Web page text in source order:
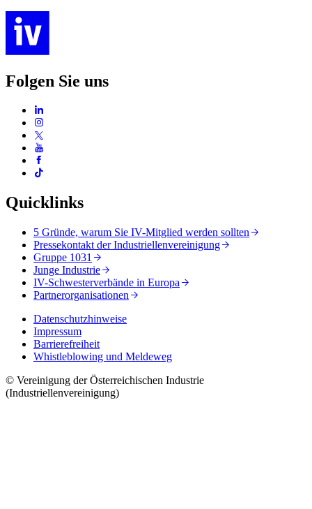
Folgen Sie uns
Quicklinks
5 Gründe, warum Sie IV-Mitglied werden sollten
Pressekontakt der Industriellenvereinigung
Gruppe 1031
Junge Industrie
IV-Schwesterverbände in Europa
Partnerorganisationen
Datenschutzhinweise
Impressum
Barrierefreiheit
Whistleblowing und Meldeweg
© Vereinigung der Österreichischen Industrie
(Industriellenvereinigung)